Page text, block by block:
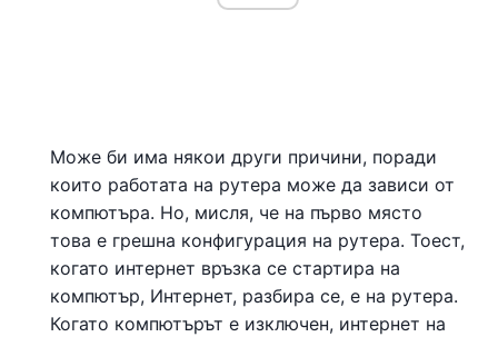
Може би има някои други причини, поради
които работата на рутера може да зависи от
компютъра. Но, мисля, че на първо място
това е грешна конфигурация на рутера. Тоест,
когато интернет връзка се стартира на
компютър, Интернет, разбира се, е на рутера.
Когато компютърът е изключен, интернет на